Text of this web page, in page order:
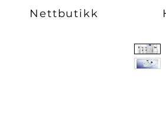
Nettbutikk